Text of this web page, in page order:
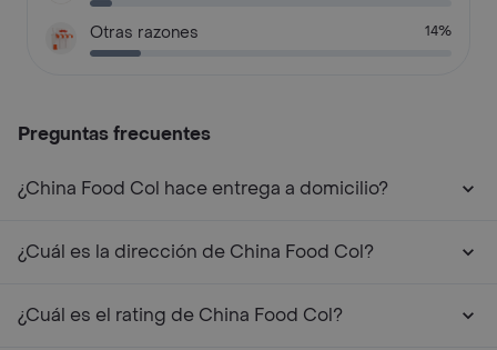
Otras razones 14%
Preguntas frecuentes
¿China Food Col hace entrega a domicilio?
¿Cuál es la dirección de China Food Col?
¿Cuál es el rating de China Food Col?